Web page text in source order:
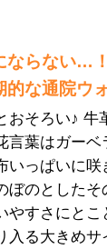
ならない…！
な通院ウ
おそろい♪ 牛
言葉はガー
っぱいに咲
ぼのとした
やすさにと
る大きめ